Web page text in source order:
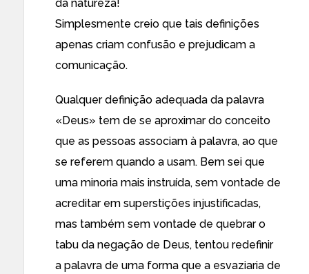
da natureza!
Simplesmente creio que tais definições
apenas criam confusão e prejudicam a
comunicação.
Qualquer definição adequada da palavra
«Deus» tem de se aproximar do conceito
que as pessoas associam à palavra, ao que
se referem quando a usam. Bem sei que
uma minoria mais instruída, sem vontade de
acreditar em superstições injustificadas,
mas também sem vontade de quebrar o
tabu da negação de Deus, tentou redefinir
a palavra de uma forma que a esvaziaria de